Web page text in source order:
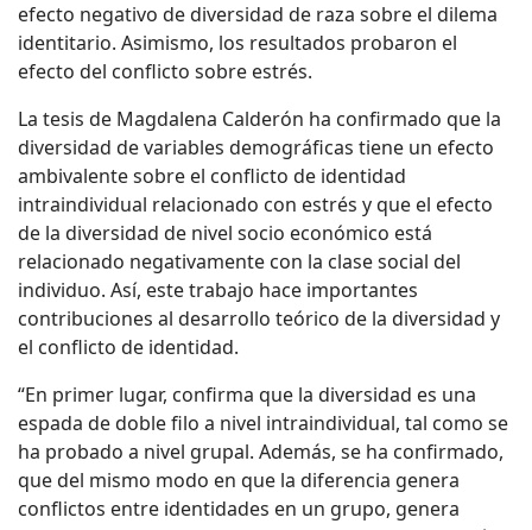
efecto negativo de diversidad de raza sobre el dilema
identitario. Asimismo, los resultados probaron el
efecto del conflicto sobre estrés.
La tesis de Magdalena Calderón ha confirmado que la
diversidad de variables demográficas tiene un efecto
ambivalente sobre el conflicto de identidad
intraindividual relacionado con estrés y que el efecto
de la diversidad de nivel socio económico está
relacionado negativamente con la clase social del
individuo. Así, este trabajo hace importantes
contribuciones al desarrollo teórico de la diversidad y
el conflicto de identidad.
“En primer lugar, confirma que la diversidad es una
espada de doble filo a nivel intraindividual, tal como se
ha probado a nivel grupal. Además, se ha confirmado,
que del mismo modo en que la diferencia genera
conflictos entre identidades en un grupo, genera